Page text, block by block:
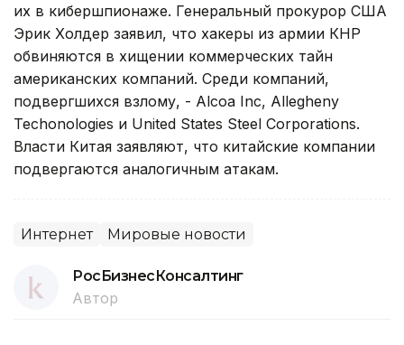
их в кибершпионаже. Генеральный прокурор США
Эрик Холдер заявил, что хакеры из армии КНР
обвиняются в хищении коммерческих тайн
американских компаний. Среди компаний,
подвергшихся взлому, - Alcoa Inc, Allegheny
Techonologies и United States Steel Corporations.
Власти Китая заявляют, что китайские компании
подвергаются аналогичным атакам.
Интернет Мировые новости
РосБизнесКонсалтинг
Автор